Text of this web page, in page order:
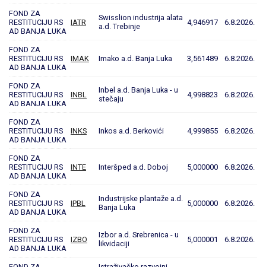
FOND ZA
RESTITUCIJU RS
AD BANJA LUKA
IATR
Swisslion industrija alata
a.d. Trebinje
4,946917 6.8.2026.
FOND ZA
RESTITUCIJU RS
AD BANJA LUKA
IMAK Imako a.d. Banja Luka 3,561489 6.8.2026.
FOND ZA
RESTITUCIJU RS
AD BANJA LUKA
INBL
Inbel a.d. Banja Luka - u
stečaju
4,998823 6.8.2026.
FOND ZA
RESTITUCIJU RS
AD BANJA LUKA
INKS Inkos a.d. Berkovići 4,999855 6.8.2026.
FOND ZA
RESTITUCIJU RS
AD BANJA LUKA
INTE Interšped a.d. Doboj 5,000000 6.8.2026.
FOND ZA
RESTITUCIJU RS
AD BANJA LUKA
IPBL
Industrijske plantaže a.d.
Banja Luka
5,000000 6.8.2026.
FOND ZA
RESTITUCIJU RS
AD BANJA LUKA
IZBO
Izbor a.d. Srebrenica - u
likvidaciji
5,000001 6.8.2026.